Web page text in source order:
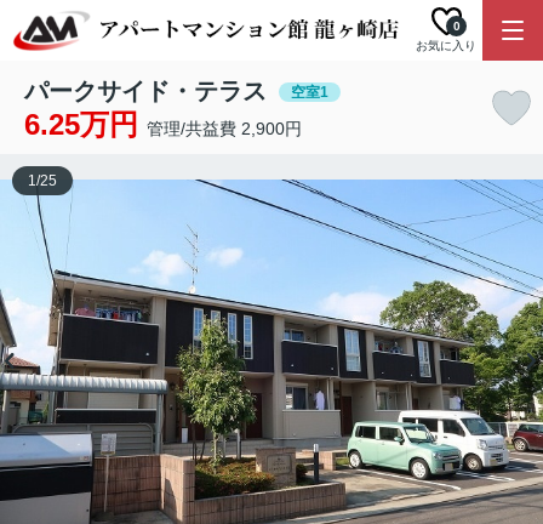
お気に入り
0
パークサイド・テラス 空室1
6.25万円 管理/共益費 2,900円
1/25